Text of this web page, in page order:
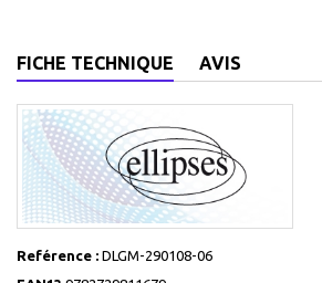
FICHE TECHNIQUE AVIS
Reférence : DLGM-290108-06